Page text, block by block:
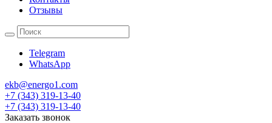
Отзывы
Telegram
WhatsApp
ekb@energo1.com
+7 (343) 319-13-40
+7 (343) 319-13-40
Заказать звонок